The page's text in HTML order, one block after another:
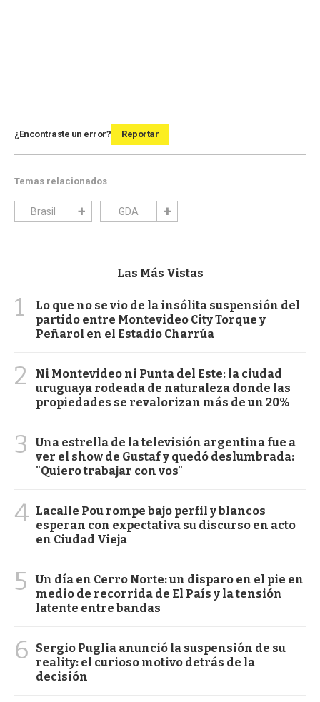
¿Encontraste un error? Reportar
Temas relacionados
Brasil GDA
Las Más Vistas
1
Lo que no se vio de la insólita suspensión del
partido entre Montevideo City Torque y
Peñarol en el Estadio Charrúa
2
Ni Montevideo ni Punta del Este: la ciudad
uruguaya rodeada de naturaleza donde las
propiedades se revalorizan más de un 20%
3
Una estrella de la televisión argentina fue a
ver el show de Gustaf y quedó deslumbrada:
"Quiero trabajar con vos"
4 Lacalle Pou rompe bajo perfil y blancos
esperan con expectativa su discurso en acto
en Ciudad Vieja
5
Un día en Cerro Norte: un disparo en el pie en
medio de recorrida de El País y la tensión
latente entre bandas
6
Sergio Puglia anunció la suspensión de su
reality: el curioso motivo detrás de la
decisión